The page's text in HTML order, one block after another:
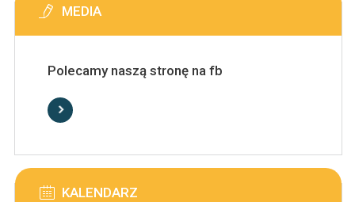
MEDIA
Polecamy naszą stronę na fb
KALENDARZ